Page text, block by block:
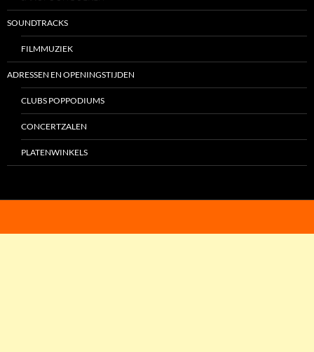
SOUNDTRACKS
FILMMUZIEK
ADRESSEN EN OPENINGSTIJDEN
CLUBS POPPODIUMS
CONCERTZALEN
PLATENWINKELS